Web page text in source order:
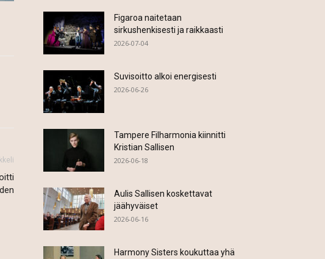
Figaroa naitetaan
sirkushenkisesti ja raikkaasti
2026-07-04
Suvisoitto alkoi energisesti
2026-06-26
Tampere Filharmonia kiinnitti
Kristian Sallisen
2026-06-18
Aulis Sallisen koskettavat
jäähyväiset
2026-06-16
Harmony Sisters koukuttaa yhä